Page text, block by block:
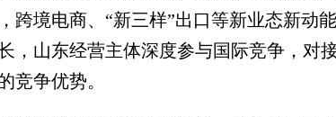
跨境电商、“新三样”出口等新业态新动
，山东经营主体深度参与国际竞争，对
竞争优势。